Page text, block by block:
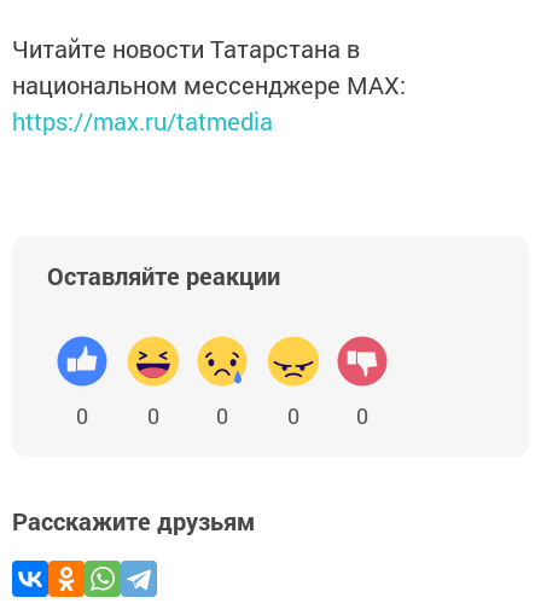
Читайте новости Татарстана в
национальном мессенджере MАХ:
https://max.ru/tatmedia
Оставляйте реакции
0 0 0 0 0
Расскажите друзьям